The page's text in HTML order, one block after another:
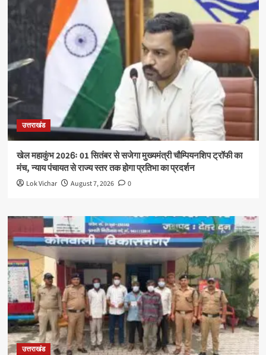
उत्तराखंड
खेल महाकुंभ 2026ः 01 सितंबर से सजेगा मुख्यमंत्री चौम्पियनशिप ट्रॉफी का
मंच, न्याय पंचायत से राज्य स्तर तक होगा प्रतिभा का प्रदर्शन
Lok Vichar August 7, 2026 0
उत्तराखंड